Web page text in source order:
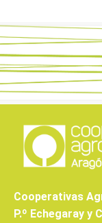
Cooperativas
P.º Echegaray y